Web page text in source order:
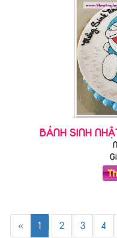
BÁNH SINH
« 1 2 3 4